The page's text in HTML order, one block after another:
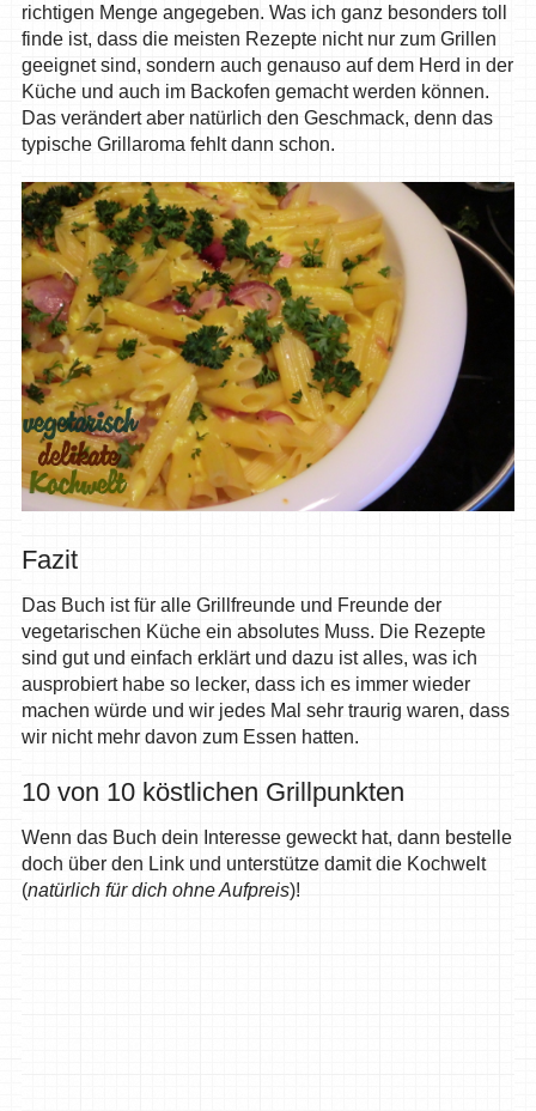
richtigen Menge angegeben. Was ich ganz besonders toll
finde ist, dass die meisten Rezepte nicht nur zum Grillen
geeignet sind, sondern auch genauso auf dem Herd in der
Küche und auch im Backofen gemacht werden können.
Das verändert aber natürlich den Geschmack, denn das
typische Grillaroma fehlt dann schon.
Fazit
Das Buch ist für alle Grillfreunde und Freunde der
vegetarischen Küche ein absolutes Muss. Die Rezepte
sind gut und einfach erklärt und dazu ist alles, was ich
ausprobiert habe so lecker, dass ich es immer wieder
machen würde und wir jedes Mal sehr traurig waren, dass
wir nicht mehr davon zum Essen hatten.
10 von 10 köstlichen Grillpunkten
Wenn das Buch dein Interesse geweckt hat, dann bestelle
doch über den Link und unterstütze damit die Kochwelt
(natürlich für dich ohne Aufpreis)!